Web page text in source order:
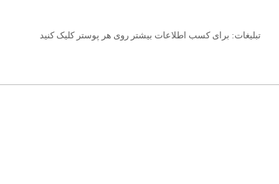
تبلیغات: برای کسب اطلاعات بیشتر روی هر پوستر کلیک کنید